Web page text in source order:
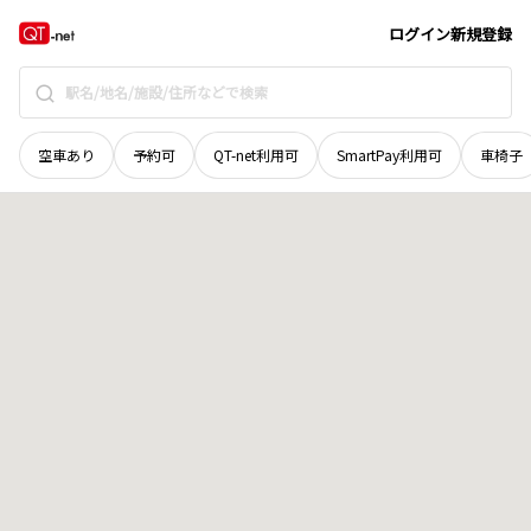
ログイン新規登録
空車あり 予約可 QT-net利用可 SmartPay利用可 車椅子
新潟県